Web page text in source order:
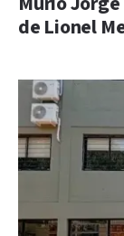
de Lionel